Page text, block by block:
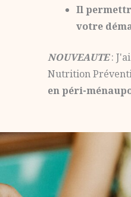
Il
votre
NOUVEAUTE:
Nutrition
en péri-